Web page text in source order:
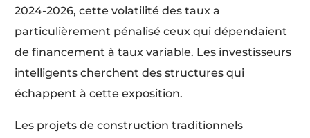
2024-2026, cette volatilité des taux a
particulièrement pénalisé ceux qui dépendaient
de financement à taux variable. Les investisseurs
intelligents cherchent des structures qui
échappent à cette exposition.
Les projets de construction traditionnels